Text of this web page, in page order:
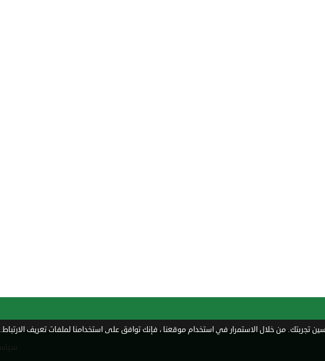
تجربتك. من خلال الاستمرار في استخدام موقعنا ، فإنك توافق على استخدامنا لملفات تعريف الارتباط.